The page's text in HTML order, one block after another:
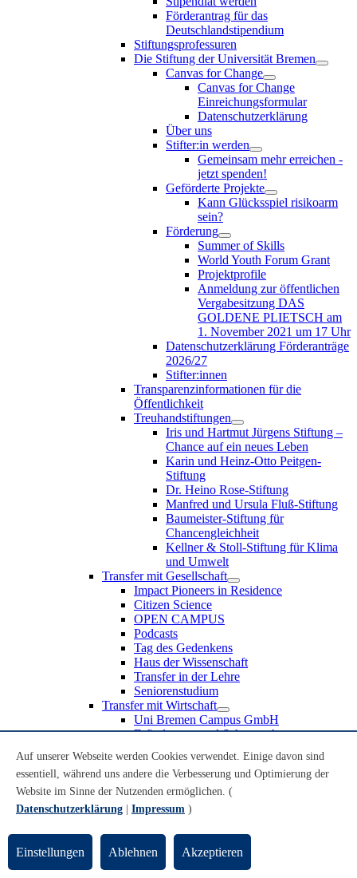
Förderantrag für das
Deutschlandstipendium
Stiftungsprofessuren
Die Stiftung der Universität Bremen
Canvas for Change
Canvas for Change
Einreichungsformular
Datenschutzerklärung
Über uns
Stifter:in werden
Gemeinsam mehr erreichen -
jetzt spenden!
Geförderte Projekte
Kann Glücksspiel risikoarm
sein?
Förderung
Summer of Skills
World Youth Forum Grant
Projektprofile
Anmeldung zur öffentlichen
Vergabesitzung DAS
GOLDENE PLIETSCH am
1. November 2021 um 17 Uhr
Datenschutzerklärung Förderanträge
2026/27
Stifter:innen
Transparenzinformationen für die
Öffentlichkeit
Treuhandstiftungen
Iris und Hartmut Jürgens Stiftung –
Chance auf ein neues Leben
Karin und Heinz-Otto Peitgen-
Stiftung
Dr. Heino Rose-Stiftung
Manfred und Ursula Fluß-Stiftung
Baumeister-Stiftung für
Chancengleichheit
Kellner & Stoll-Stiftung für Klima
und Umwelt
Transfer mit Gesellschaft
Impact Pioneers in Residence
Citizen Science
OPEN CAMPUS
Podcasts
Tag des Gedenkens
Haus der Wissenschaft
Transfer in der Lehre
Seniorenstudium
Transfer mit Wirtschaft
Uni Bremen Campus GmbH
Erfindungen und Schutzrechte
Recruiting an der Universität Bremen
Weiterbildung an der Universität Bremen
Transfer mit Schule
Schülerinnen und Schüler
Schulklassen
Lehrkräfte
Gründungsunterstützung
Auf unserer Webseite werden Cookies verwendet. Einige davon sind
essentiell, während uns andere die Verbesserung und Optimierung der
Website im Sinne der Nutzenden ermöglichen. (
Datenschutzerklärung
Impressum )
Einstellungen Ablehnen Akzeptieren